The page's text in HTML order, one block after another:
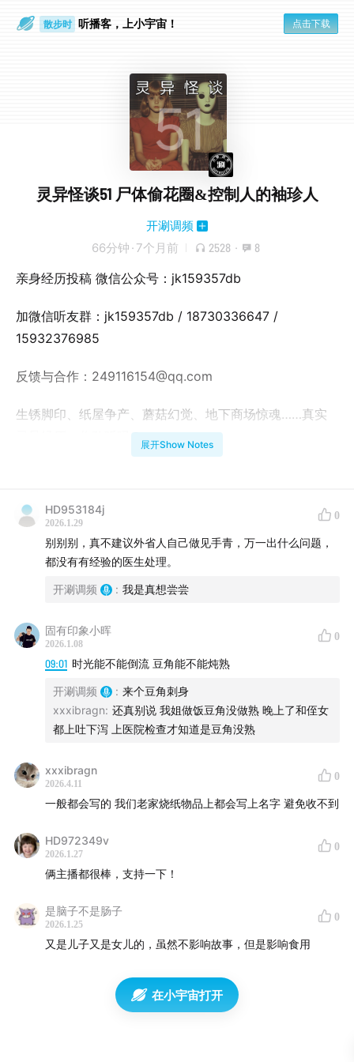
散步时 听播客，上小宇宙！ 点击下载
灵异怪谈51 尸体偷花圈&控制人的袖珍人
开涮调频
66分钟 · 7个月前 2528 · 8
亲身经历投稿 微信公众号：jk159357db
加微信听友群：jk159357db / 18730336647 /
15932376985
反馈与合作：249116154@qq.com
生锈脚印、纸屋争产、蘑菇幻觉、地下商场惊魂……真实
灵异经历，你敢听吗？
02:17 错写名字的灾难：纸活儿和房产纠纷的灵异故事
幻觉、翻译和全场最高分：一个不可思议的故事！
神秘的货柜和消失的女性：一个诡异的购物中心之
21:58 贼偷了我东西，还是你往回放别的？！
模特儿复活，吓坏保安和目击者！
01:00:29诡秘婚礼：突然出现的声音引发的恐怖事件
片尾音乐：Chezile 《 Beanie》
主播：辉子，猜
节目剪辑：辉子
封面制作：辉子
文案整理：辉子
展开Show Notes
HD953184j
2026.1.29
0
别别别，真不建议外省人自己做见手青，万一出什么问题，
都没有有经验的医生处理。
开涮调频 : 我是真想尝尝
固有印象小晖
2026.1.08
0
09:01 时光能不能倒流 豆角能不能炖熟
开涮调频 : 来个豆角刺身
xxxibragn: 还真别说 我姐做饭豆角没做熟 晚上了和侄女
都上吐下泻 上医院检查才知道是豆角没熟
xxxibragn
2026.4.11
0
一般都会写的 我们老家烧纸物品上都会写上名字 避免收不到
HD972349v
2026.1.27
0
俩主播都很棒，支持一下！
是脑子不是肠子
2026.1.25
0
又是儿子又是女儿的，虽然不影响故事，但是影响食用
在小宇宙打开